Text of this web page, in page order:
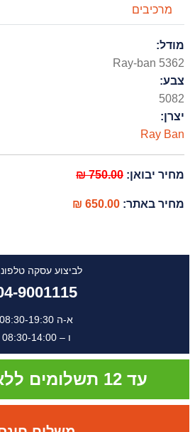
מרכיבים
מודל:
Ray-ban 5362
צבע:
5082
יצרן:
Ray Ban
מחיר יבואן:750.00 ₪
מחיר באתר:650.00 ₪
לביצוע עסקה טלפונית
04-9001115
א-ה 08:30-19:30
ו – 08:30-14:00
עד 12 תשלומים ללא ריבית